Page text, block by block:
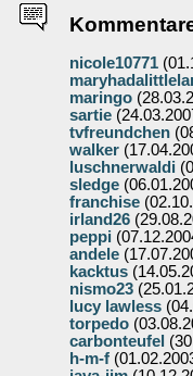
nicole10771
maringo
sartie
tvfreundchen
walker
luschnerwaldi
sledge
franchise
irland26
peppi
andele
kacktus
nismo23
lucy lawless
torpedo
carbonteufel
h-m-f